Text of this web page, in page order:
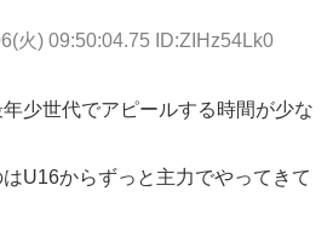
火) 09:50:04.75 ID:ZIHz54Lk0
少世代でアピールする時間が少な
U16からずっと主力でやってきて